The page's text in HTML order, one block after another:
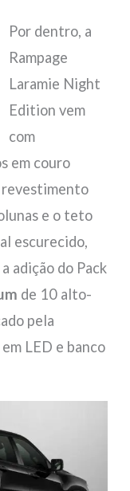
Por dentro, a
Rampage
Laramie Night
Edition vem
com
em couro
revestimento
e o teto
escurecido,
adição do Pack
de 10 alto-
pela
LED e banco